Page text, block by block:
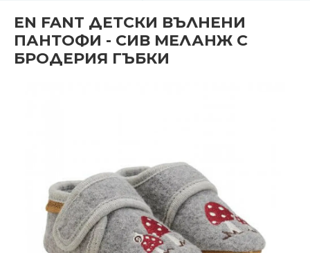
EN FANT ДЕТСКИ ВЪЛНЕНИ
ПАНТОФИ - СИВ МЕЛАНЖ С
БРОДЕРИЯ ГЪБКИ